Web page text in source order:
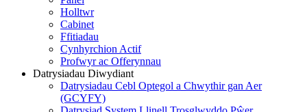
Holltwr
Cabinet
Ffitiadau
Cynhyrchion Actif
Profwyr ac Offerynnau
Datrysiadau Diwydiant
Datrysiadau Cebl Optegol a Chwythir gan Aer
(GCYFY)